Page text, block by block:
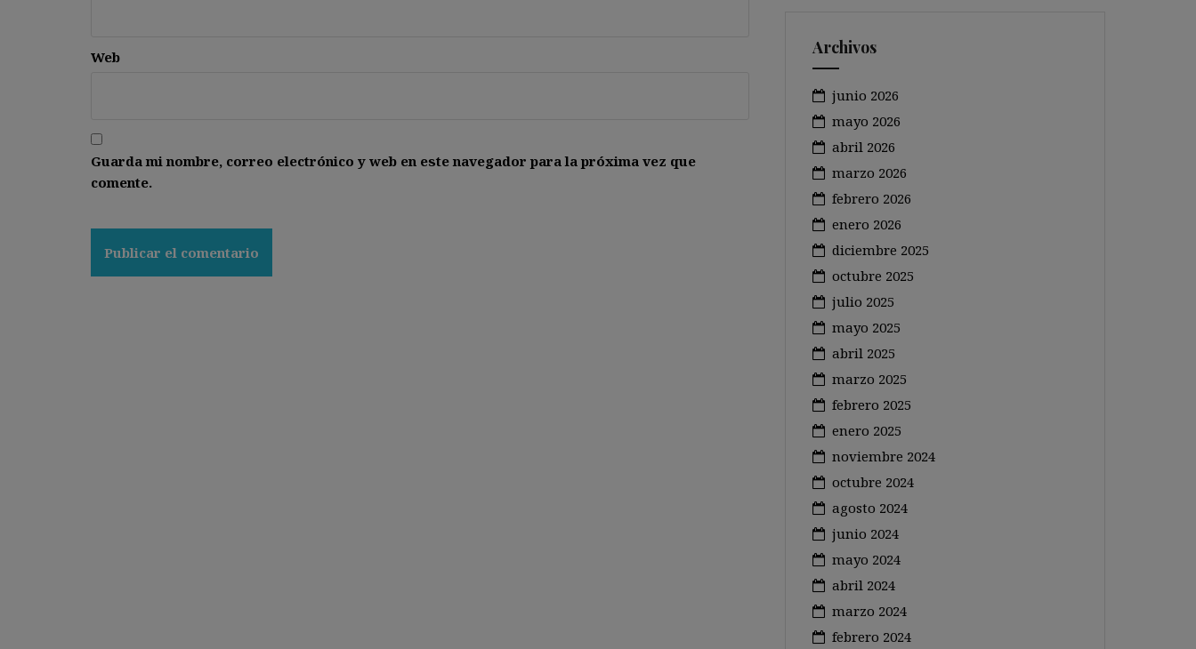
Web
Guarda mi nombre, correo electrónico y web en este navegador para la próxima vez que
comente.
Archivos
junio 2026
mayo 2026
abril 2026
marzo 2026
febrero 2026
enero 2026
diciembre 2025
octubre 2025
julio 2025
mayo 2025
abril 2025
marzo 2025
febrero 2025
enero 2025
noviembre 2024
octubre 2024
agosto 2024
junio 2024
mayo 2024
abril 2024
marzo 2024
febrero 2024